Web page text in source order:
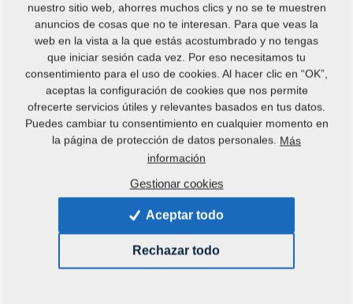
nuestro sitio web, ahorres muchos clics y no se te muestren
anuncios de cosas que no te interesan. Para que veas la
web en la vista a la que estás acostumbrado y no tengas
que iniciar sesión cada vez. Por eso necesitamos tu
consentimiento para el uso de cookies. Al hacer clic en “OK”,
aceptas la configuración de cookies que nos permite
ofrecerte servicios útiles y relevantes basados en tus datos.
Puedes cambiar tu consentimiento en cualquier momento en
la página de protección de datos personales. Más
información
Gestionar cookies
Aceptar todo
Rechazar todo